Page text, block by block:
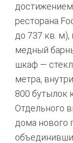
ресторана
до 737 кв.
медный
шкаф —
метра,
800 бутылок
Отдельного
дома нового